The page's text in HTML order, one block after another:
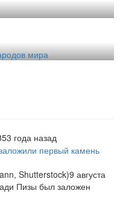
мира
года назад
первый камень
Shutterstock)9 августа
Пизы был заложен